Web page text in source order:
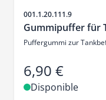
SKU
001.1.20.111.9
Gummipuffer für
Puffergummi zur
6,90 €
Disponible